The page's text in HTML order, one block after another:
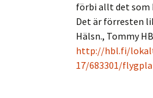
förbi allt det som
Det är förresten
Hälsn., Tommy
http://hbl.fi/
17/683301/